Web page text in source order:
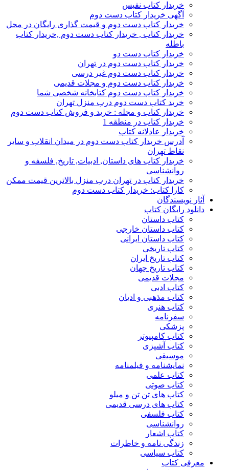
خریدار کتاب نفیس
آگهی خریدار کتاب دست دوم
خریدار کتاب دست دوم و قیمت گذاری رایگان در محل
خریدار کتاب , خریدار کتاب دست دوم ,خریدار کتاب
باطله
خریدار کتاب دست دو
خریدار کتاب دست دوم در تهران
خریدار کتاب دست دوم غیر درسی
خریدار کتاب دست دوم و مجلات قدیمی
خریدار کتاب دست دوم کتابخانه شخصی شما
خرید کتاب دست دوم درب منزل تهران
خریدار کتاب و مجله : خرید و فروش کتاب دست دوم
خریدار کتاب در منطقه 1
خریدار عادلانه کتاب
آدرس خریدار کتاب دست دوم در میدان انقلاب و سایر
نقاط تهران
خریدار کتاب های داستان, ادبیات, تاریخ, فلسفه و
روانشناسی
خریدار کتاب در تهران درب منزل بالاترین قیمت ممکن
کارا کتاب: خریدار کتاب دست دوم
آثار نویسندگان
دانلود رایگان کتاب
کتاب داستان
کتاب داستان خارجی
کتاب داستان ایرانی
کتاب تاریخی
کتاب تاریخ ایران
کتاب تاریخ جهان
مجلات قدیمی
کتاب ادبی
کتاب مذهبی و ادیان
کتاب هنری
سفرنامه
پزشکی
کتاب کامپیوتر
کتاب آشپزی
موسیقی
نمایشنامه و فیلمنامه
کتاب علمی
کتاب صوتی
کتاب های تن تن و میلو
کتاب های درسی قدیمی
کتاب فلسفی
روانشناسی
کتاب اشعار
زندگی نامه و خاطرات
کتاب سیاسی
معرفی کتاب